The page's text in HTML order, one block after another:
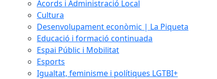
Acords i Administració Local
Cultura
Desenvolupament econòmic | La Piqueta
Educació i formació continuada
Espai Públic i Mobilitat
Esports
Igualtat, feminisme i polítiques LGTBI+